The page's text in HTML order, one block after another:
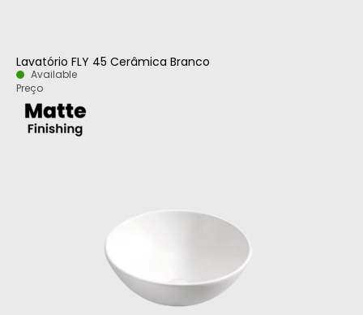
Lavatório FLY 45 Cerâmica Branco
Available
Preço